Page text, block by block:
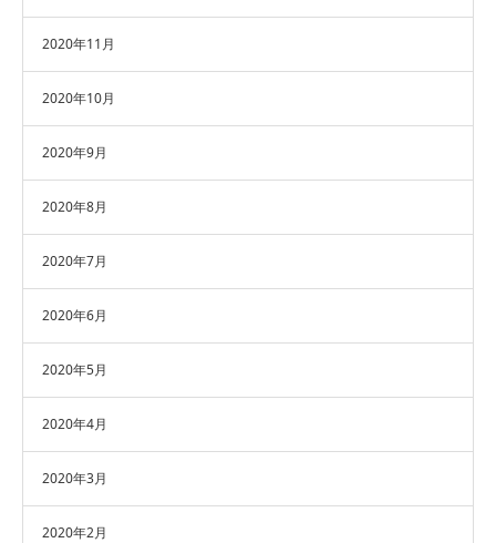
2020年11月
2020年10月
2020年9月
2020年8月
2020年7月
2020年6月
2020年5月
2020年4月
2020年3月
2020年2月